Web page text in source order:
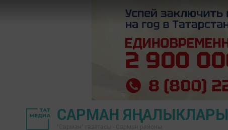
САРМАН ЯҢАЛЫКЛАРЫ